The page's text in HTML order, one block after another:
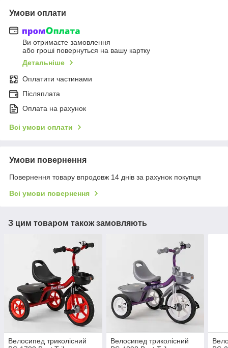
Умови оплати
Ви отримаєте замовлення
або гроші повернуться на вашу картку
Детальніше
Оплатити частинами
Післяплата
Оплата на рахунок
Всі умови оплати
Умови повернення
Повернення товару впродовж 14 днів за рахунок покупця
Всі умови повернення
З цим товаром також замовляють
Велосипед триколісний
Велосипед триколісний